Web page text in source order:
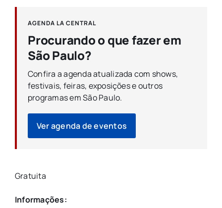
AGENDA LA CENTRAL
Procurando o que fazer em
São Paulo?
Confira a agenda atualizada com shows,
festivais, feiras, exposições e outros
programas em São Paulo.
Ver agenda de eventos
Gratuita
Informações: